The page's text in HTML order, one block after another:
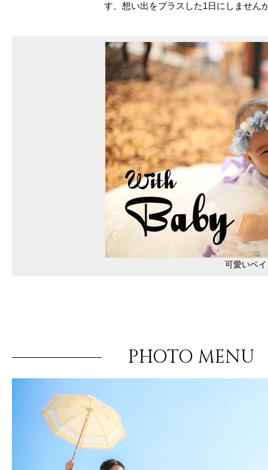
す、想い出をプラスした1日にしません
可愛いベ
PHOTO MENU